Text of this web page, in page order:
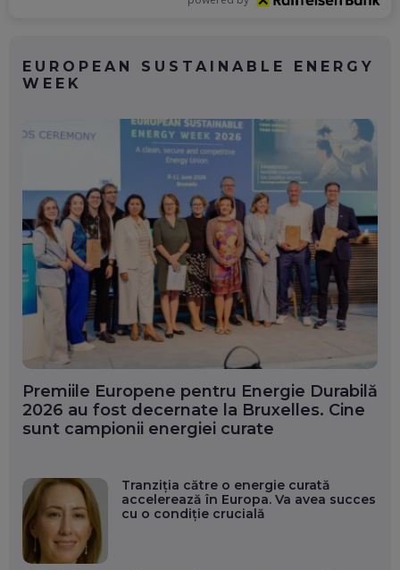
EUROPEAN SUSTAINABLE ENERGY
WEEK
Premiile Europene pentru Energie Durabilă
2026 au fost decernate la Bruxelles. Cine
sunt campionii energiei curate
Tranziția către o energie curată
accelerează în Europa. Va avea succes
cu o condiție crucială